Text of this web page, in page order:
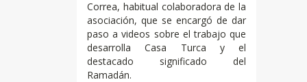
Correa, habitual colaboradora de la
asociación, que se encargó de dar
paso a videos sobre el trabajo que
desarrolla Casa Turca y el
destacado significado del
Ramadán.